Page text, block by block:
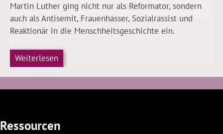
Martin Luther ging nicht nur als Reformator, sondern
auch als Antisemit, Frauenhasser, Sozialrassist und
Reaktionär in die Menschheitsgeschichte ein.
Weiterlesen
Ressourcen